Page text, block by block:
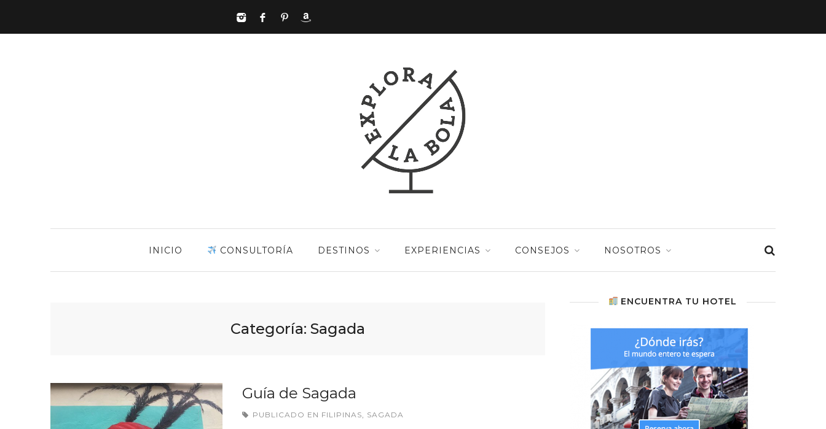
INICIO CONSULTORÍA DESTINOS EXPERIENCIAS CONSEJOS NOSOTROS
Categoría: Sagada
Guía de Sagada
PUBLICADO EN FILIPINAS, SAGADA
ENCUENTRA TU HOTEL